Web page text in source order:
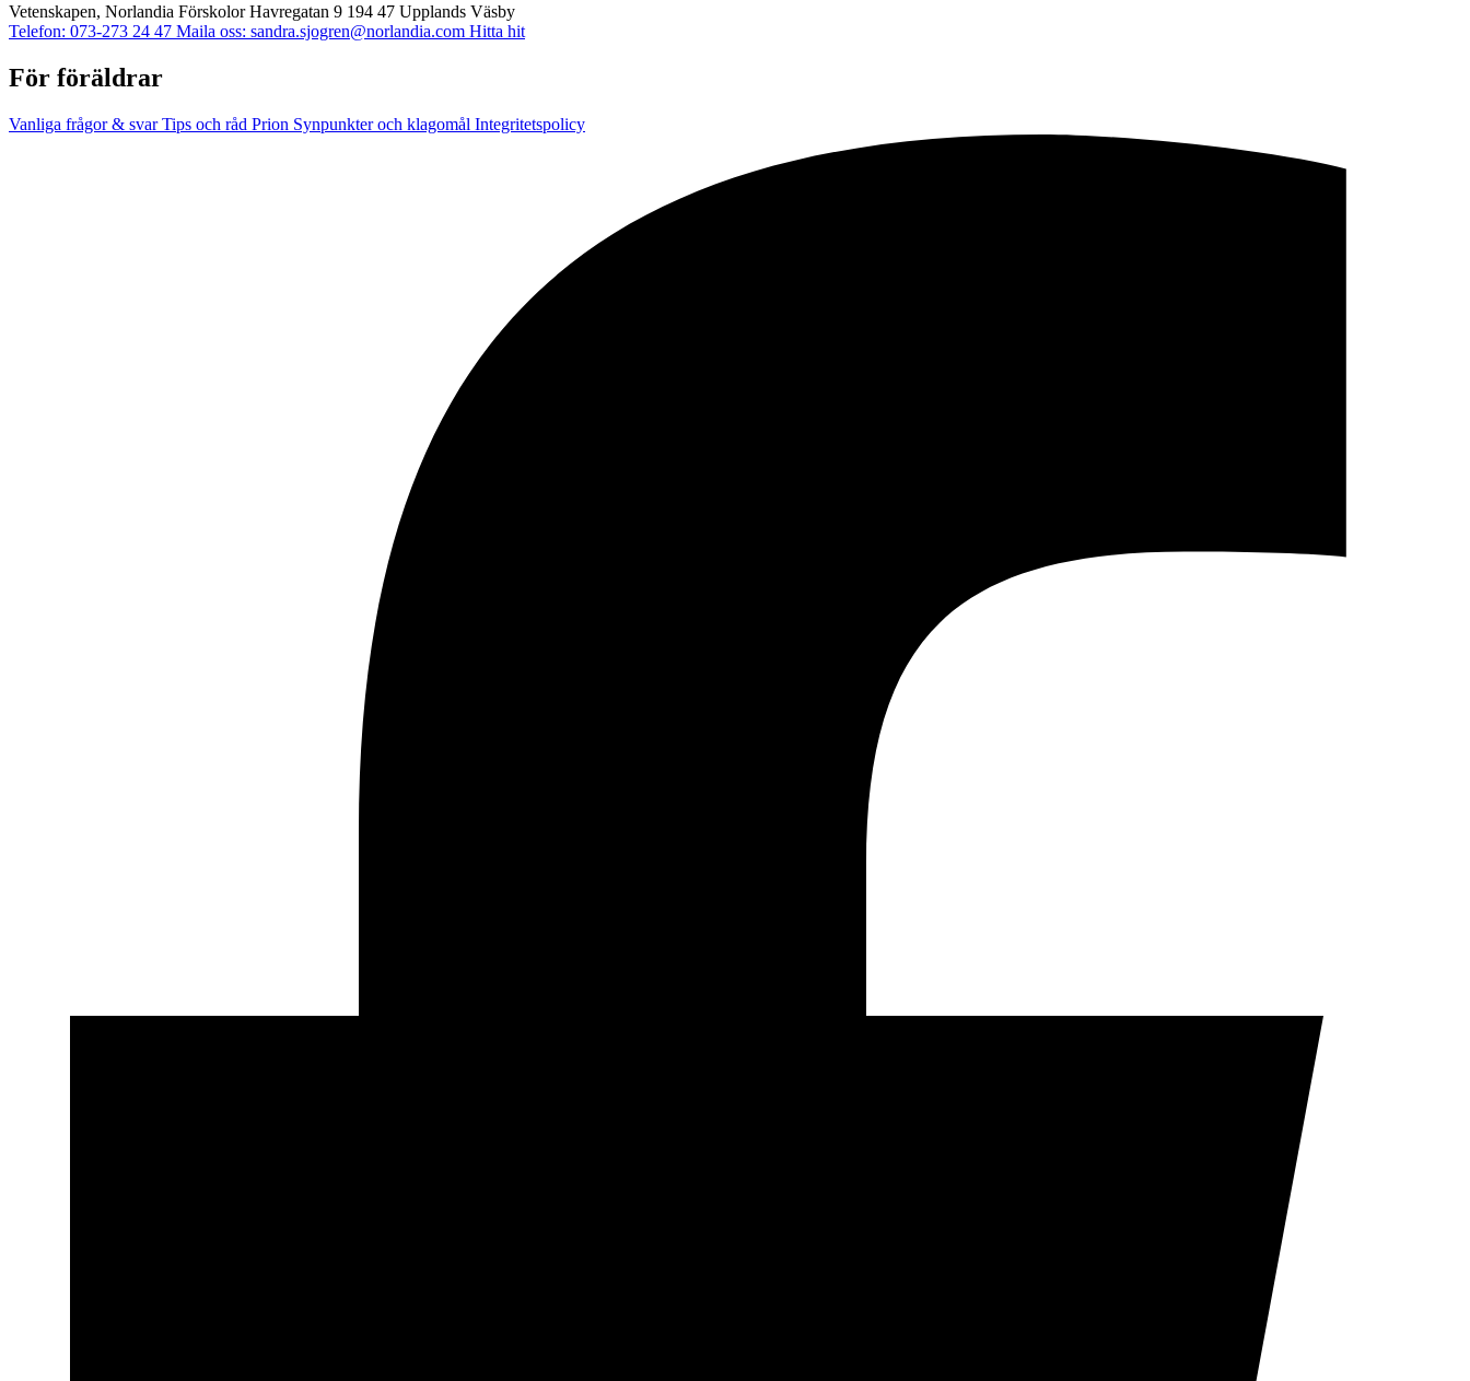
Vetenskapen, Norlandia Förskolor Havregatan 9 194 47 Upplands Väsby
Telefon: 073-273 24 47 Maila oss: sandra.sjogren@norlandia.com Hitta hit
För föräldrar
Vanliga frågor & svarTips och råd Prion Synpunkter och klagomål Integritetspolicy